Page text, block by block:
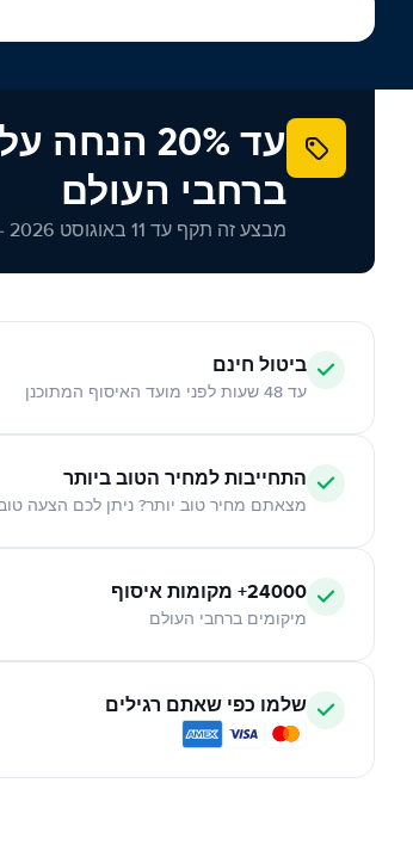
עד 20%
ברחבי העולם
מבצע זה תקף עד 11 באוגוסט 2026 - נצל אותו עוד היום!
ביטול חינם
עד 48 שעות לפני מועד האיסוף המתוכנן
התחייבות למחיר הטוב ביותר
מצאתם מחיר טוב יותר? ניתן לכם הצעה
24000+ מקומות איסוף
מיקומים ברחבי העולם
שלמו כפי שאתם רגילים